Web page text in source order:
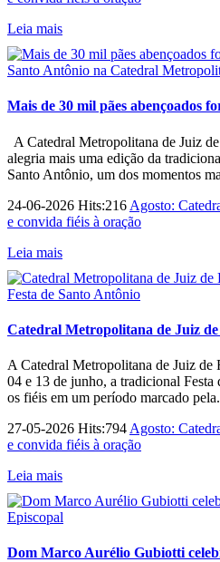
Leia mais
Mais de 30 mil pães abençoados
A Catedral Metropolitana de Juiz
alegria mais uma edição da
Santo Antônio, um dos momentos
24-06-2026 Hits:216 Agosto:
e convida fiéis à oração
Leia mais
Catedral Metropolitana de Juiz
A Catedral Metropolitana de Juiz de
04 e 13 de junho, a tradicional
os fiéis em um período marcado
27-05-2026 Hits:794 Agosto:
e convida fiéis à oração
Leia mais
Dom Marco Aurélio Gubiotti